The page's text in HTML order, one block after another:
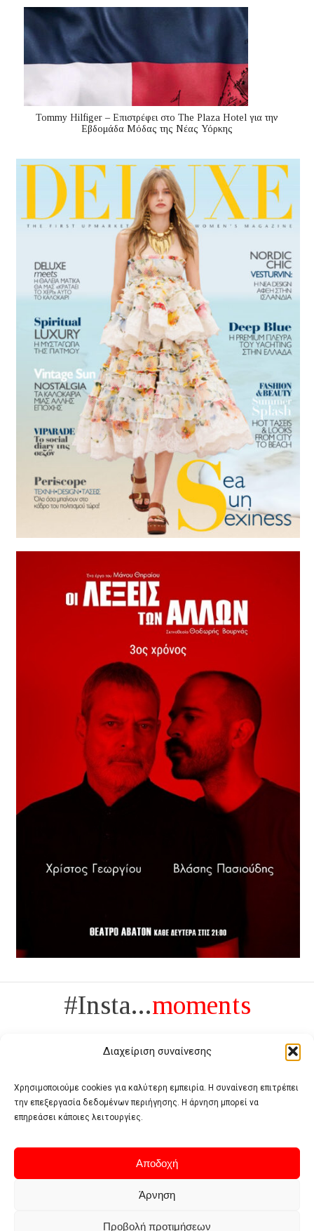
Διαχείριση συναίνεσης
Χρησιμοποιούμε cookies για καλύτερη εμπειρία. Η συναίνεση επιτρέπει
την επεξεργασία δεδομένων περιήγησης. Η άρνηση μπορεί να
επηρεάσει κάποιες λειτουργίες.
Αποδοχή
Άρνηση
Προβολή προτιμήσεων
Tommy Hilfiger – Επιστρέφει στο The Plaza Hotel για την
Εβδομάδα Μόδας της Νέας Υόρκης
#Insta...moments
Πολυτέλεια δεν είναι το αντίθετο της ανέχειας, είναι το αντίθετο της